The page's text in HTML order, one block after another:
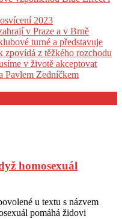
2023
v Praze a v Brně
turné a představuje
zpovídá z těžkého rozchodu
v životě akceptovat
Pavlem Zedníčkem
homosexuál
u textu s názvem
pomáhá židovi